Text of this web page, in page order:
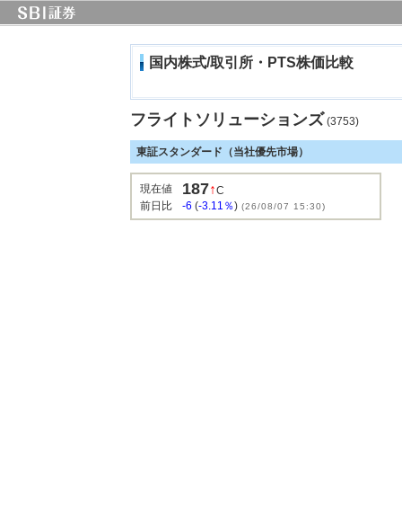
国内株式/取引所・PTS株価比較
フライトソリューションズ (3753)
東証スタンダード（当社優先市場）
現在値 187↑C
前日比
-6 (-3.11％) (26/08/07 15:30)